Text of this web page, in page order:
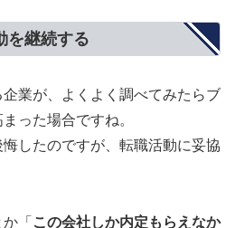
を継続する
業が、よくよく調べてみたらブ
った場合ですね。
したのですが、転職活動に妥協
か「 この会社しか内定もらえなか